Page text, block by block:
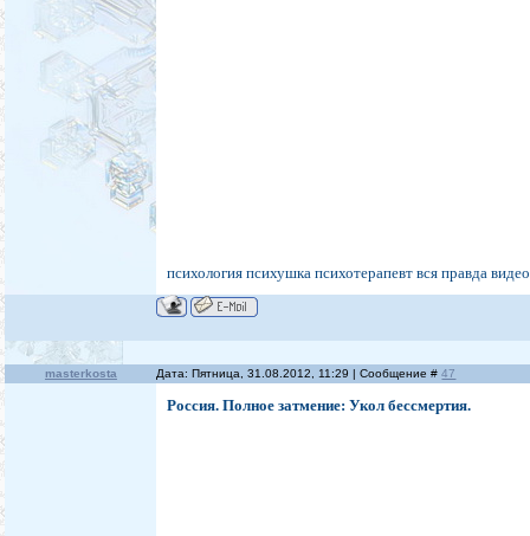
психология психушка психотерапевт вся правда
masterkosta Дата: Пятница, 31.08.2012, 11:29 | Сообщение #47
Россия. Полное затмение: Укол бессмертия.